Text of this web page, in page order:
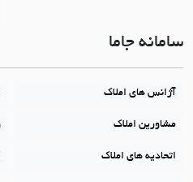
سامانه جاما
آژانس های املاک
مشاورین املاک
اتحادیه های املاک